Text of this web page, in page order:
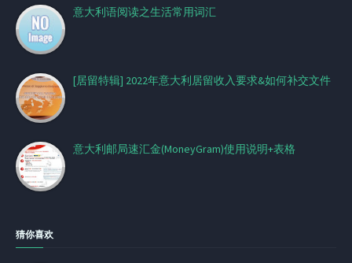
意大利语阅读之生活常用词汇
[居留特辑] 2022年意大利居留收入要求&如何补交文件
意大利邮局速汇金(MoneyGram)使用说明+表格
猜你喜欢